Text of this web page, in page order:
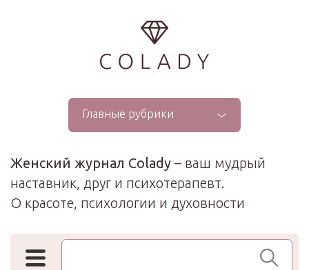
...
Главные рубрики
Женский журнал Colady – ваш мудрый
наставник, друг и психотерапевт.
О красоте, психологии и духовности
Поиск по сайту